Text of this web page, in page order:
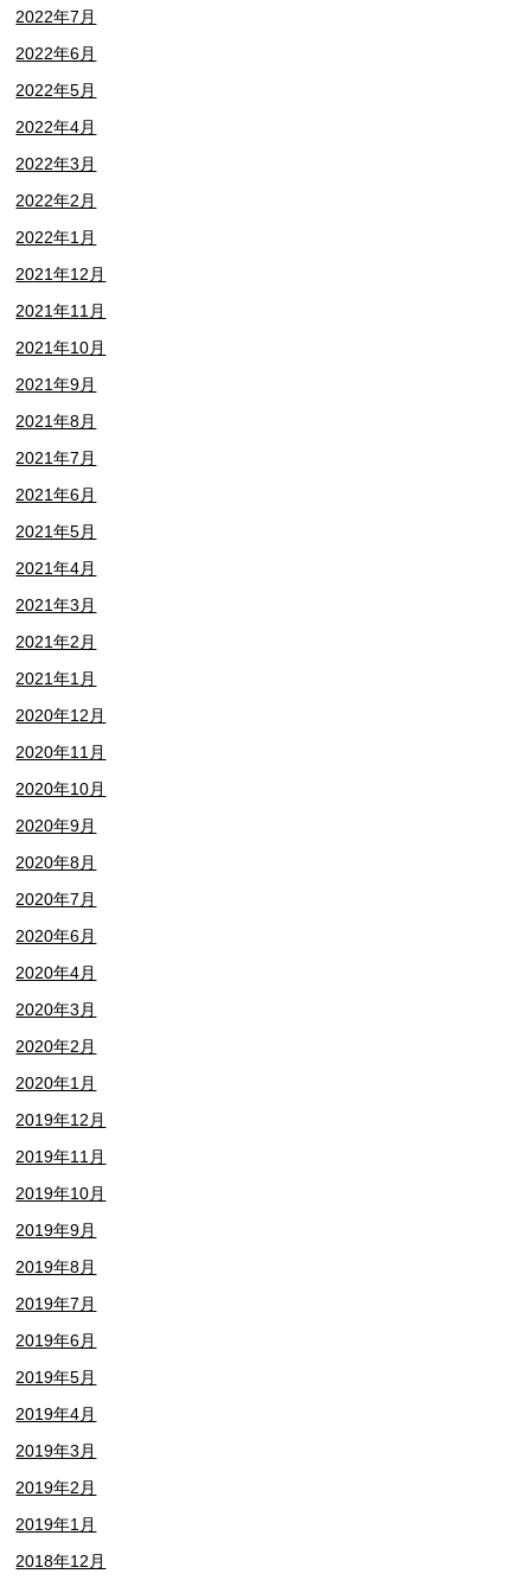
2022年7月
2022年6月
2022年5月
2022年4月
2022年3月
2022年2月
2022年1月
2021年12月
2021年11月
2021年10月
2021年9月
2021年8月
2021年7月
2021年6月
2021年5月
2021年4月
2021年3月
2021年2月
2021年1月
2020年12月
2020年11月
2020年10月
2020年9月
2020年8月
2020年7月
2020年6月
2020年4月
2020年3月
2020年2月
2020年1月
2019年12月
2019年11月
2019年10月
2019年9月
2019年8月
2019年7月
2019年6月
2019年5月
2019年4月
2019年3月
2019年2月
2019年1月
2018年12月